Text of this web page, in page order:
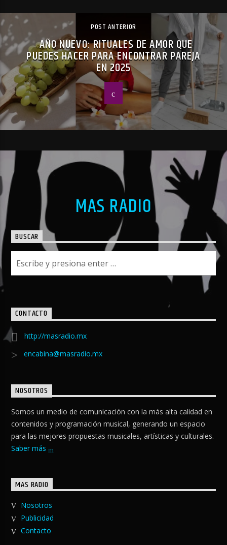
POST ANTERIOR
AÑO NUEVO: RITUALES DE AMOR QUE
PUEDES HACER PARA ENCONTRAR PAREJA
EN 2025
MAS RADIO
BUSCAR
CONTACTO
http://masradio.mx
encabina@masradio.mx
NOSOTROS
Somos un medio de comunicación con la más alta calidad en
contenidos y programación musical, generando un espacio
para las mejores propuestas musicales, artísticas y culturales.
Saber más
MAS RADIO
Nosotros
Publicidad
Contacto